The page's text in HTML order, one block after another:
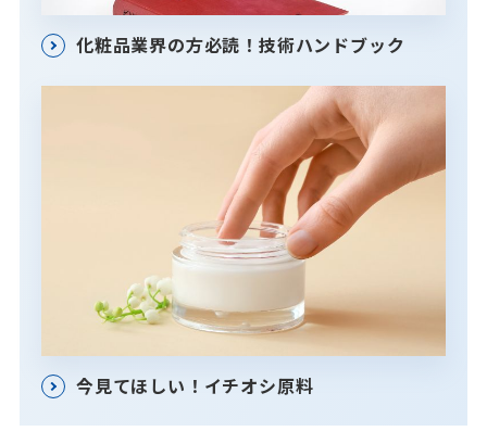
化粧品業界の方必読！技術ハンドブック
今見てほしい！イチオシ原料